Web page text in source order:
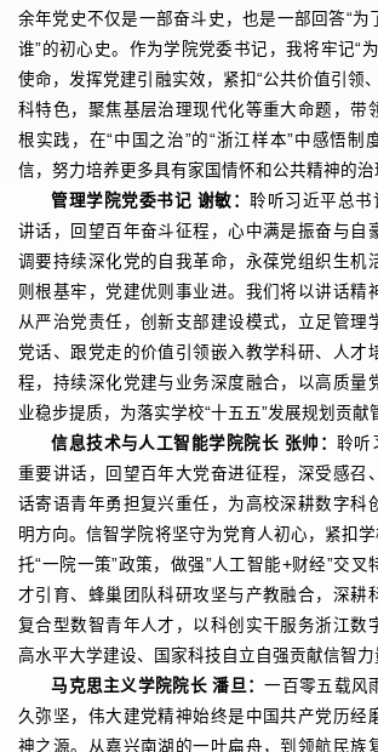
余年党史不仅是一部奋斗史，也是一部回答“为
谁”的初心史。作为学院党委书记，我将牢记“
使命，发挥党建引融实效，紧扣“公共价值引领
科特色，聚焦基层治理现代化等重大命题，带
根实践，在“中国之治”的“浙江样本”中感悟制
信，努力培养更多具有家国情怀和公共精神的治
管理学院党委书记 谢敏：聆听习近平总书
讲话，回望百年奋斗征程，心中满是振奋与自
调要持续深化党的自我革命，永葆党组织生机
则根基牢，党建优则事业进。我们将以讲话精
从严治党责任，创新支部建设模式，立足管理
党话、跟党走的价值引领嵌入教学科研、人才
程，持续深化党建与业务深度融合，以高质量
业稳步提质，为落实学校“十五五”发展规划贡献
信息技术与人工智能学院院长 张帅： 聆听
重要讲话，回望百年大党奋进征程，深受感召
话寄语青年勇担复兴重任，为高校深耕数字科
明方向。信智学院将坚守为党育人初心，紧扣学
托“一院一策”政策，做强”人工智能+财经”交叉
才引育、蜂巢团队科研攻坚与产教融合，深耕
复合型数智青年人才，以科创实干服务浙江数
高水平大学建设、国家科技自立自强贡献信智力
马克思主义学院院长 潘旦：一百零五载风
久弥坚，伟大建党精神始终是中国共产党历经
神之源。从嘉兴南湖的一叶扁舟，到领航民族